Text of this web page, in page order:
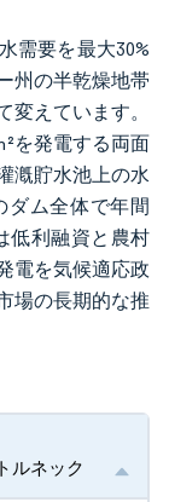
需要を最大30%
州の半乾燥地帯
えています。
を発電する両面
漑貯水池上の水
ダム全体で年間
低利融資と農村
電を気候適応政
場の長期的な推
ルネック